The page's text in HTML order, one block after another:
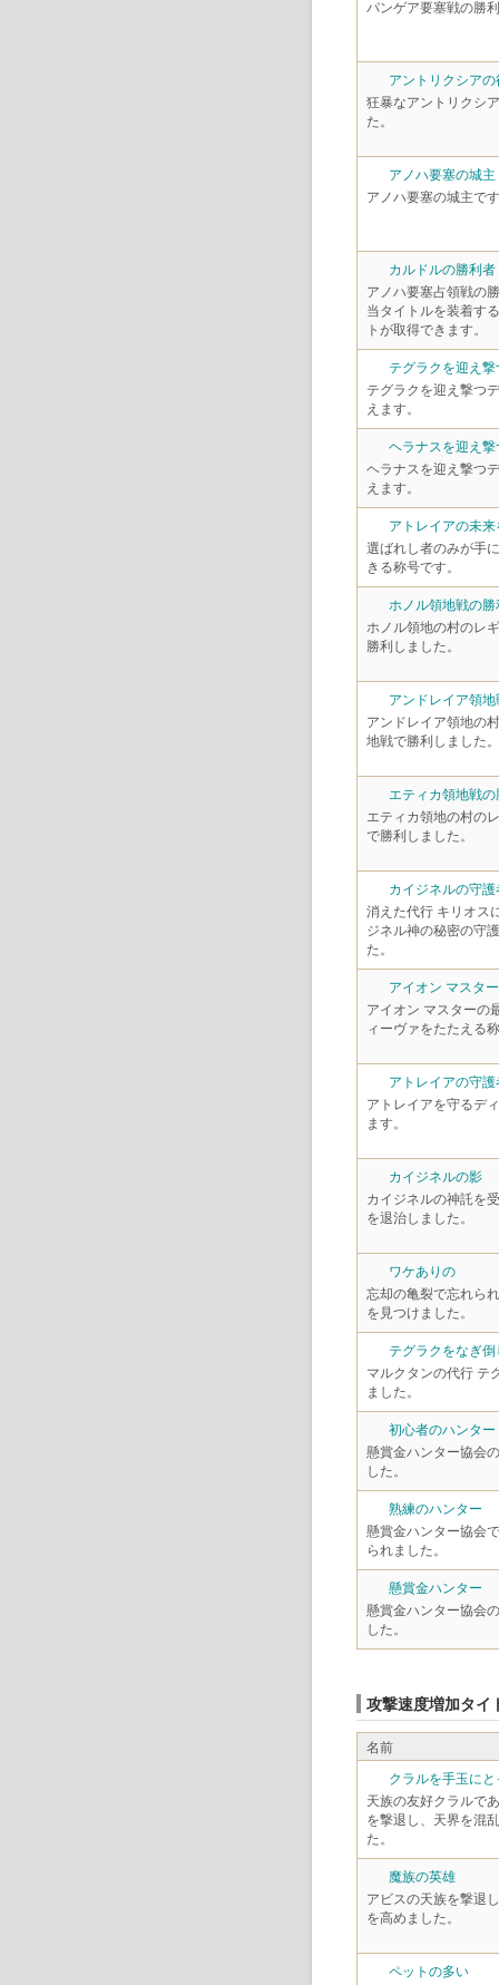
パンゲア要塞戦の勝
アントリクシアの
狂暴なアントリクシ
た。
アノハ要塞の城主
アノハ要塞の城主で
カルドルの勝利者
アノハ要塞占領戦の
当タイトルを装着す
トが取得できます。
テグラクを迎え撃
テグラクを迎え撃つ
えます。
ヘラナスを迎え撃
ヘラナスを迎え撃つ
えます。
アトレイアの未来
選ばれし者のみが手
きる称号です。
ホノル領地戦の勝
ホノル領地の村のレ
勝利しました。
アンドレイア領
アンドレイア領地の
地戦で勝利しました。
エティカ領地戦の
エティカ領地の村の
で勝利しました。
カイジネルの守護
消えた代行 キリオス
ジネル神の秘密の守
た。
アイオン マスタ
アイオン マスターの
ィーヴァをたたえる
アトレイアの守護
アトレイアを守るデ
ます。
カイジネルの影
カイジネルの神託を
を退治しました。
ワケありの
忘却の亀裂で忘れら
を見つけました。
テグラクをなぎ倒
マルクタンの代行 テ
ました。
初心者のハンター
懸賞金ハンター協会
した。
熟練のハンター
懸賞金ハンター協会
られました。
懸賞金ハンター
懸賞金ハンター協会
した。
攻撃速度増加タイ
名前
クラルを手玉にと
天族の友好クラルで
を撃退し、天界を混
た。
魔族の英雄
アビスの天族を撃退
を高めました。
ペットの多い